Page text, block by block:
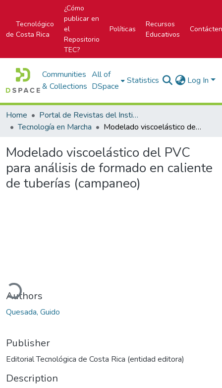
Tecnológico
de Costa Rica
¿Cómo
publicar en
el
Repositorio
TEC?
Políticas
Recursos
Educativos
Communities
& Collections
All of
DSpace
Statistics Log In
Home
Portal de Revistas del Instituto Tecnológico de Costa Rica
Tecnología en Marcha
Modelado viscoelástico del PVC para análisis de formado en caliente de tuberías (campaneo)
Modelado viscoelástico del PVC
para análisis de formado en caliente
de tuberías (campaneo)
Loading...
Authors
Quesada, Guido
Publisher
Editorial Tecnológica de Costa Rica (entidad editora)
Description